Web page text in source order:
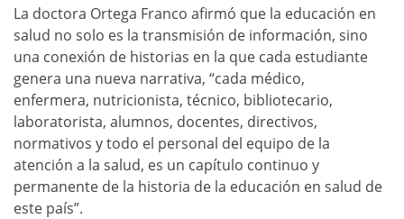
La doctora Ortega Franco afirmó que la educación en
salud no solo es la transmisión de información, sino
una conexión de historias en la que cada estudiante
genera una nueva narrativa, “cada médico,
enfermera, nutricionista, técnico, bibliotecario,
laboratorista, alumnos, docentes, directivos,
normativos y todo el personal del equipo de la
atención a la salud, es un capítulo continuo y
permanente de la historia de la educación en salud de
este país”.